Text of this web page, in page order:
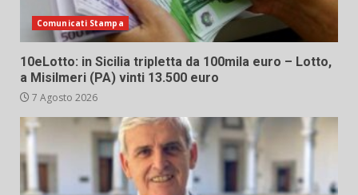
Comunicati Stampa
10eLotto: in Sicilia tripletta da 100mila euro – Lotto,
a Misilmeri (PA) vinti 13.500 euro
7 Agosto 2026